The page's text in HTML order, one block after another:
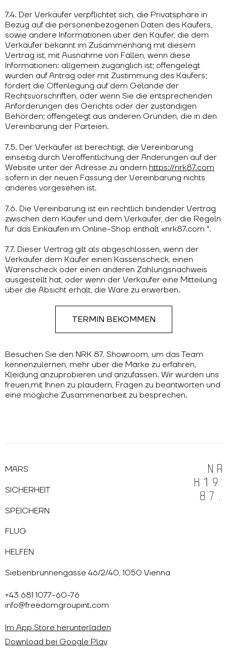
7.4. Der Verkäufer verpflichtet sich, die Privatsphäre in
Bezug auf die personenbezogenen Daten des Käufers,
sowie andere Informationen über den Käufer, die dem
Verkäufer bekannt im Zusammenhang mit diesem
Vertrag ist, mit Ausnahme von Fällen, wenn diese
Informationen: allgemein zugänglich ist; offengelegt
wurden auf Antrag oder mit Zustimmung des Käufers;
fordert die Offenlegung auf dem Gelände der
Rechtsvorschriften, oder wenn Sie die entsprechenden
Anforderungen des Gerichts oder der zuständigen
Behörden; offengelegt aus anderen Gründen, die in den
Vereinbarung der Parteien.
7.5. Der Verkäufer ist berechtigt, die Vereinbarung
einseitig durch Veröffentlichung der Änderungen auf der
Website unter der Adresse zu ändern https://nrk87.com
sofern in der neuen Fassung der Vereinbarung nichts
anderes vorgesehen ist.
7.6. Die Vereinbarung ist ein rechtlich bindender Vertrag
zwischen dem Käufer und dem Verkäufer, der die Regeln
für das Einkaufen im Online-Shop enthält «nrk87.com ".
7.7. Dieser Vertrag gilt als abgeschlossen, wenn der
Verkäufer dem Käufer einen Kassenscheck, einen
Warenscheck oder einen anderen Zahlungsnachweis
ausgestellt hat, oder wenn der Verkäufer eine Mitteilung
über die Absicht erhält, die Ware zu erwerben.
Besuchen Sie den NRK 87. Showroom, um das Team
kennenzulernen, mehr über die Marke zu erfahren,
Kleidung anzuprobieren und anzufassen. Wir würden uns
freuen,mit Ihnen zu plaudern, Fragen zu beantworten und
eine mögliche Zusammenarbeit zu besprechen.
TERMIN BEKOMMEN
MARS
SICHERHEIT
SPEICHERN
FLUG
HELFEN
Siebenbrunnengasse 46/2/40, 1050 Vienna
+43 681 1077-60-76
info@freedomgroupint.com
Im App Store herunterladen
Download bei Google Play